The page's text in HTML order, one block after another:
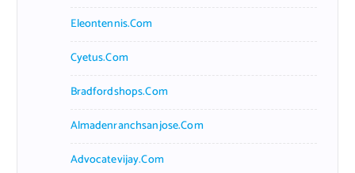
Eleontennis.com
Cyetus.com
Bradfordshops.com
Almadenranchsanjose.com
Advocatevijay.com